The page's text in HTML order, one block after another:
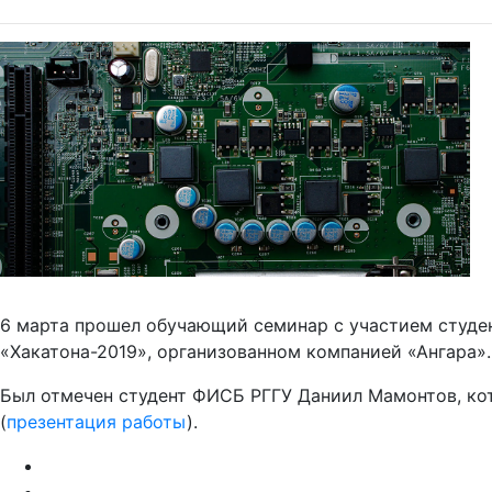
6 марта прошел обучающий семинар с участием
«Хакатона-2019», организованном компанией «Ангара».
Был отмечен студент ФИСБ РГГУ Даниил Мамонтов,
(презентация работы).